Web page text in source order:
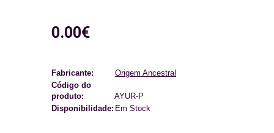
0.00€
Fabricante:
Origem Ancestral
Código do
produto:
AYUR-P
Disponibilidade:Em Stock